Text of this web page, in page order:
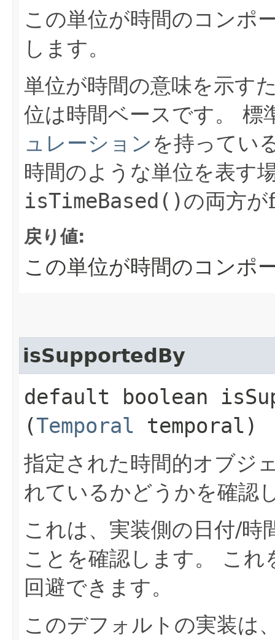
この単位が時間のコンポ
します。
単位が時間の意味を示す
位は時間ベースです。
標
ュレーション を持ってい
時間のような単位を表す
isTimeBased()の両方
戻り値:
この単位が時間のコンポ
isSupportedBy
default boolean
(Temporal temporal)
指定された時間的オブジ
れているかどうかを確認
これは、実装側の日付/時
ことを確認します。
これ
回避できます。
このデフォルトの実装は